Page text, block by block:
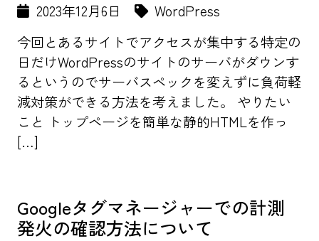
2023年12月6日
WordPress
今回とあるサイトでアクセスが集中する特定の
日だけWordPressのサイトのサーバがダウンす
るというのでサーバスペックを変えずに負荷軽
減対策ができる方法を考えました。 やりたい
こと トップページを簡単な静的HTMLを作っ
[…]
Googleタグマネージャーでの計測
発火の確認方法について